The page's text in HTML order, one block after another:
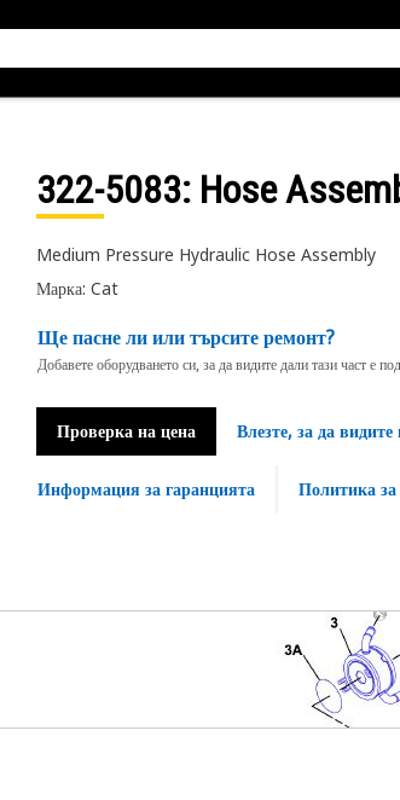
322-5083: Hose
Medium Pressure Hydraulic Hose Assembly
Марка: Cat
Ще пасне ли или търсите ремонт?
Добавете оборудването си, за да видите дали тази част е
Проверка на цена Влезте, за да
Информация за гаранцията Политика